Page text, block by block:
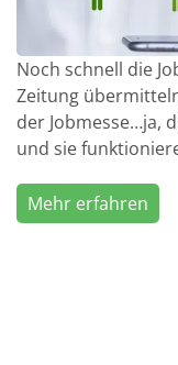
Noch schnell die
Zeitung
der Jobmesse…ja,
und sie
Mehr erfahren